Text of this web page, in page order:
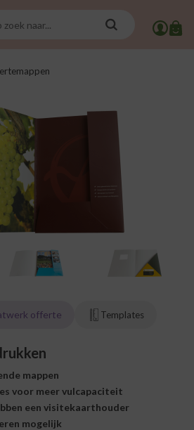
mappen
voor meer vulcapaciteit
een visitekaarthouder
mogelijk
offerte Templates